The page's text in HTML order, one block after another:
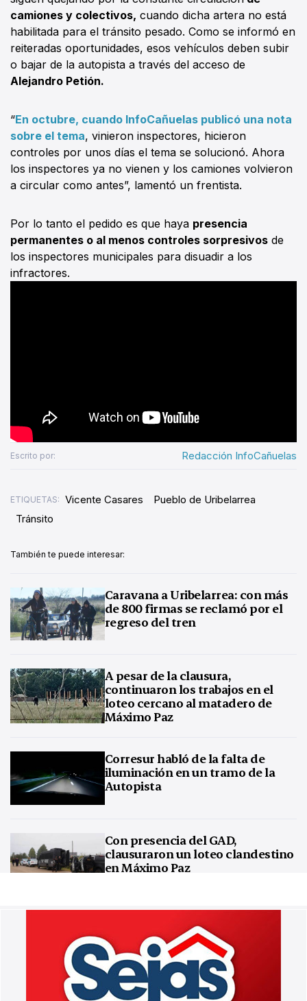
camiones y colectivos, cuando dicha artera no está
habilitada para el tránsito pesado. Como se informó en
reiteradas oportunidades, esos vehículos deben subir
o bajar de la autopista a través del acceso de
Alejandro Petión.
“En octubre, cuando InfoCañuelas publicó una nota
sobre el tema, vinieron inspectores, hicieron
controles por unos días el tema se solucionó. Ahora
los inspectores ya no vienen y los camiones volvieron
a circular como antes”, lamentó un frentista.
Por lo tanto el pedido es que haya presencia
permanentes o al menos controles sorpresivos de
los inspectores municipales para disuadir a los
infractores.
Escrito por: Redacción InfoCañuelas
ETIQUETAS: Vicente Casares
Pueblo de Uribelarrea
Tránsito
También te puede interesar:
Caravana a Uribelarrea: con más
de 800 firmas se reclamó por el
regreso del tren
A pesar de la clausura,
continuaron los trabajos en el
loteo cercano al matadero de
Máximo Paz
Corresur habló de la falta de
iluminación en un tramo de la
Autopista
Con presencia del GAD,
clausuraron un loteo clandestino
en Máximo Paz